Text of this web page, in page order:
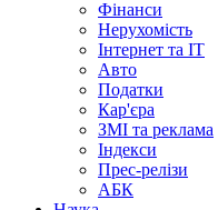
Фінанси
Нерухомість
Інтернет та IT
Авто
Податки
Кар'єра
ЗМІ та реклама
Індекси
Прес-релізи
АБК